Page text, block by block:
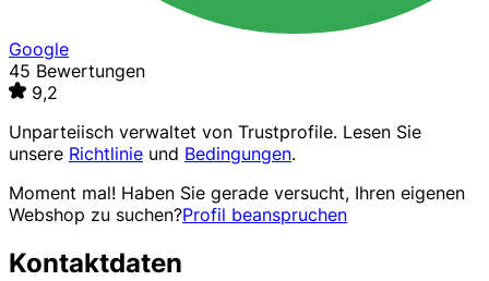
Google
45 Bewertungen
9,2
Unparteiisch verwaltet von Trustprofile. Lesen Sie
unsere Richtlinie und Bedingungen.
Moment mal! Haben Sie gerade versucht, Ihren eigenen
Webshop zu suchen?Profil beanspruchen
Kontaktdaten